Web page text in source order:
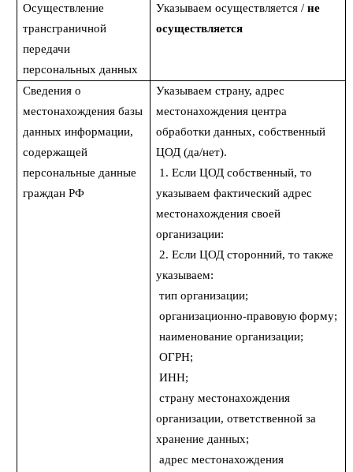
Осуществление
трансграничной
передачи
персональных данных
Указываем осуществляется /не
осуществляется
Сведения о
местонахождения базы
данных информации,
содержащей
персональные данные
граждан РФ
Указываем страну, адрес
местонахождения центра
обработки данных, собственный
ЦОД (да/нет).
1. Если ЦОД собственный, то
указываем фактический адрес
местонахождения своей
организации:
2. Если ЦОД сторонний, то также
указываем:
тип организации;
организационно-правовую форму;
наименование организации;
ОГРН;
ИНН;
страну местонахождения
организации, ответственной за
хранение данных;
адрес местонахождения